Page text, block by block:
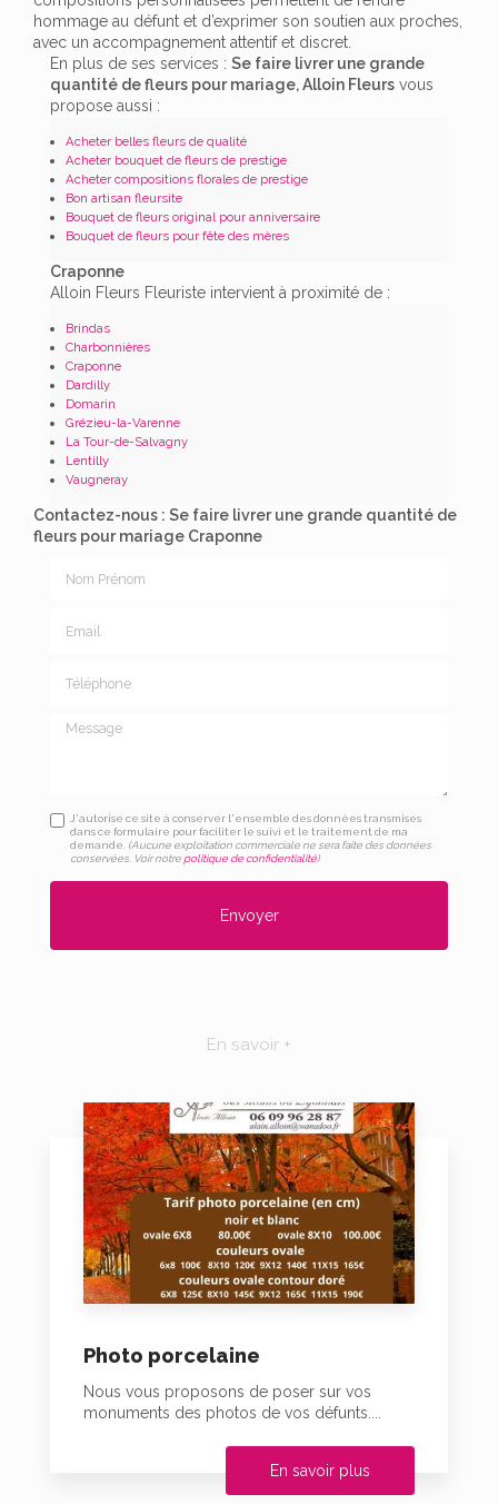
hommage au défunt et d’exprimer son soutien aux proches,
avec un accompagnement attentif et discret.
En plus de ses services : Se faire livrer une grande
quantité de fleurs pour mariage, Alloin Fleurs vous
propose aussi :
Acheter belles fleurs de qualité
Acheter bouquet de fleurs de prestige
Acheter compositions florales de prestige
Bon artisan fleursite
Bouquet de fleurs original pour anniversaire
Bouquet de fleurs pour fête des mères
Craponne
Alloin Fleurs Fleuriste intervient à proximité de :
Brindas
Charbonnières
Craponne
Dardilly
Domarin
Grézieu-la-Varenne
La Tour-de-Salvagny
Lentilly
Vaugneray
Contactez-nous : Se faire livrer une grande quantité de
fleurs pour mariage Craponne
Message
J'autorise ce site à conserver l'ensemble des données transmises
dans ce formulaire pour faciliter le suivi et le traitement de ma
demande. (Aucune exploitation commerciale ne sera faite des données
conservées. Voir notre politique de confidentialité)
En savoir +
Photo porcelaine
Nous vous proposons de poser sur vos
monuments des photos de vos défunts....
En savoir plus